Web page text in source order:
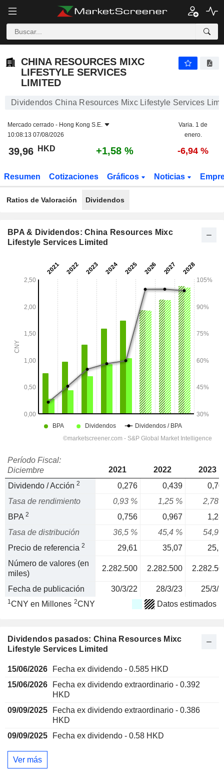
CHINA RESOURCES MIXC
LIFESTYLE SERVICES
LIMITED
Dividendos China Resources Mixc Lifestyle Services
Mercado cerrado - Hong Kong S.E.
10:08:13 07/08/2026
Varia. 1 de
enero.
39,96 HKD +1,58 % -6,94 %
Resumen Cotizaciones Gráficos Noticias
Ratios de Valoración Dividendos
BPA & Dividendos: China Resources Mixc
Lifestyle Services Limited
Período Fiscal:
Diciembre
2021 2022
2023
Dividendo / Acción 2 0,276 0,439
Tasa de rendimiento
0,93 % 1,25 %
2,78
BPA 2 0,756 0,967
Tasa de distribución
36,5 % 45,4 %
54,9
Precio de referencia 2 29,61 35,07
Número de valores (en
miles)
2.282.500 2.282.500
Fecha de publicación 30/3/22 28/3/23 25/3/
1CNY en Millones 2CNY Datos estimados
Dividendos pasados: China Resources Mixc
Lifestyle Services Limited
15/06/2026
Fecha ex dividendo - 0.585 HKD
15/06/2026
Fecha ex dividendo extraordinario - 0.392
HKD
09/09/2025
Fecha ex dividendo extraordinario - 0.386
HKD
09/09/2025
Fecha ex dividendo - 0.58 HKD
Ver más